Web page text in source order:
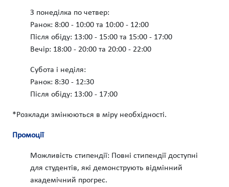
З понеділка по четвер:
Ранок: 8:00 - 10:00 та 10:00 - 12:00
Після обіду: 13:00 - 15:00 та 15:00 - 17:00
Вечір: 18:00 - 20:00 та 20:00 - 22:00
Субота і неділя:
Ранок: 8:30 - 12:30
Після обіду: 13:00 - 17:00
*Розклади змінюються в міру необхідності.
Промоції
Можливість стипендії: Повні стипендії доступні
для студентів, які демонструють відмінний
академічний прогрес.